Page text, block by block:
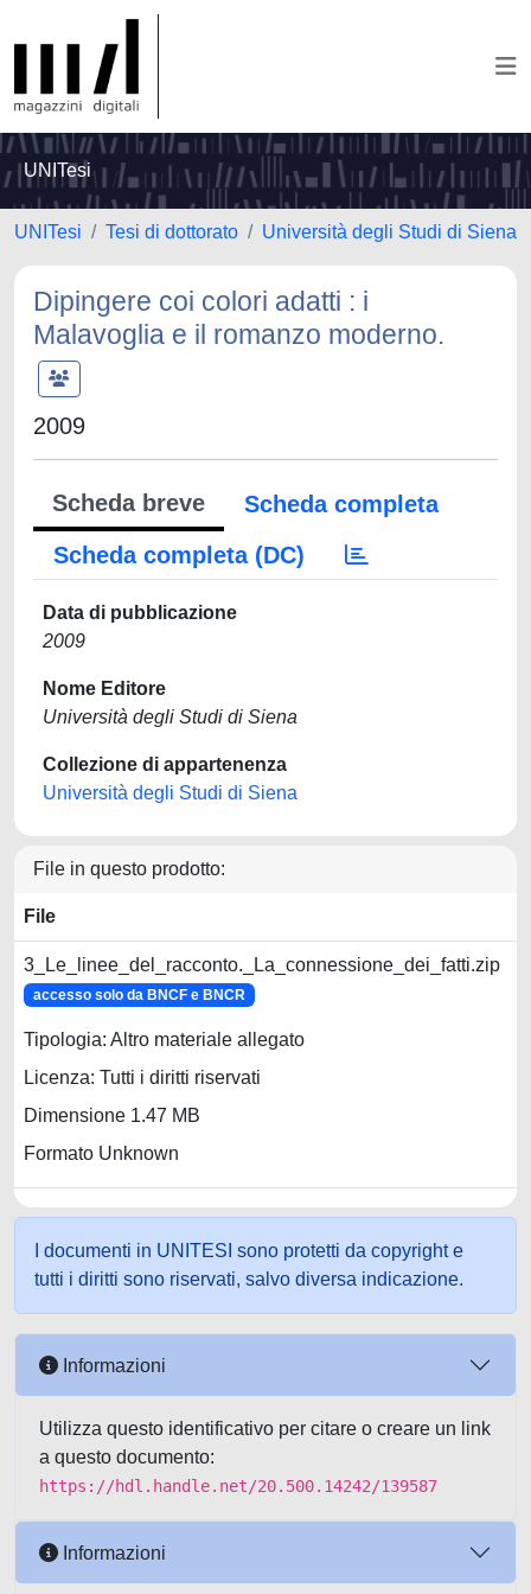
UNITesi
UNITesi Tesi di dottorato Università degli Studi di Siena
Dipingere coi colori adatti : i
Malavoglia e il romanzo moderno.
2009
Scheda breve
Scheda completa
Scheda completa (DC)
Data di pubblicazione
2009
Nome Editore
Università degli Studi di Siena
Collezione di appartenenza
Università degli Studi di Siena
File in questo prodotto:
File
3_Le_linee_del_racconto._La_connessione_dei_fatti.zip
accesso solo da BNCF e BNCR
Tipologia: Altro materiale allegato
Licenza: Tutti i diritti riservati
Dimensione 1.47 MB
Formato Unknown
I documenti in UNITESI sono protetti da copyright e
tutti i diritti sono riservati, salvo diversa indicazione.
Informazioni
Utilizza questo identificativo per citare o creare un link
a questo documento:
https://hdl.handle.net/20.500.14242/139587
Informazioni